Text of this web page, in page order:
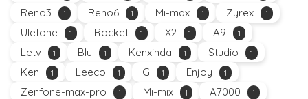
Reno3 1 Reno6 1 Mi-max 1 Zyrex 1
Ulefone 1 Rocket 1 X2 1 A9 1
Letv 1 Blu 1 Kenxinda 1 Studio 1
Ken 1 Leeco 1 G 1 Enjoy 1
Zenfone-max-pro 1 Mi-mix 1 A7000 1